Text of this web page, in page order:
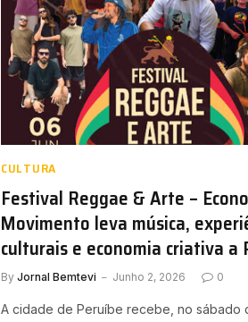
CULTURA
Festival Reggae & Arte –
Movimento leva música,
culturais e economia criativa a
By Jornal Bemtevi Junho 2, 2026 0
A cidade de Peruíbe recebe, no sábado